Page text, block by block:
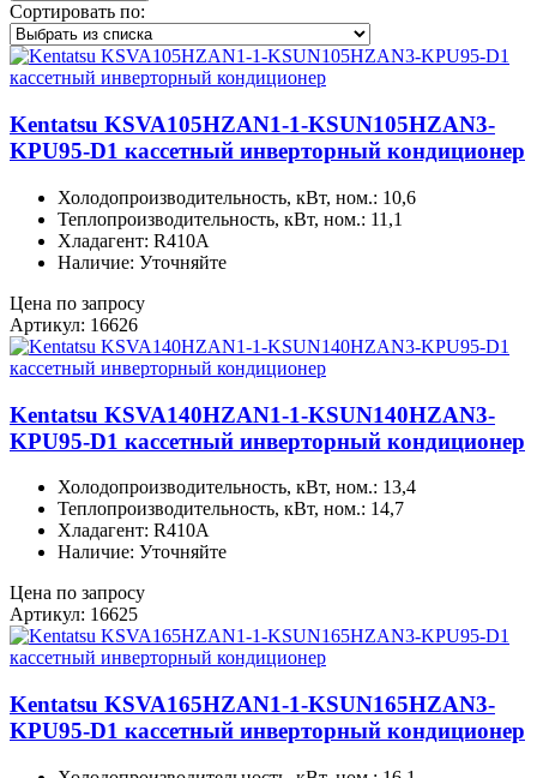
Сортировать по:
Kentatsu KSVA105HZAN1-1-KSUN105HZAN3-
KPU95-D1 кассетный инверторный кондиционер
Холодопроизводительность, кВт, ном.: 10,6
Теплопроизводительность, кВт, ном.: 11,1
Хладагент: R410A
Наличие: Уточняйте
Цена по запросу
Артикул: 16626
Kentatsu KSVA140HZAN1-1-KSUN140HZAN3-
KPU95-D1 кассетный инверторный кондиционер
Холодопроизводительность, кВт, ном.: 13,4
Теплопроизводительность, кВт, ном.: 14,7
Хладагент: R410A
Наличие: Уточняйте
Цена по запросу
Артикул: 16625
Kentatsu KSVA165HZAN1-1-KSUN165HZAN3-
KPU95-D1 кассетный инверторный кондиционер